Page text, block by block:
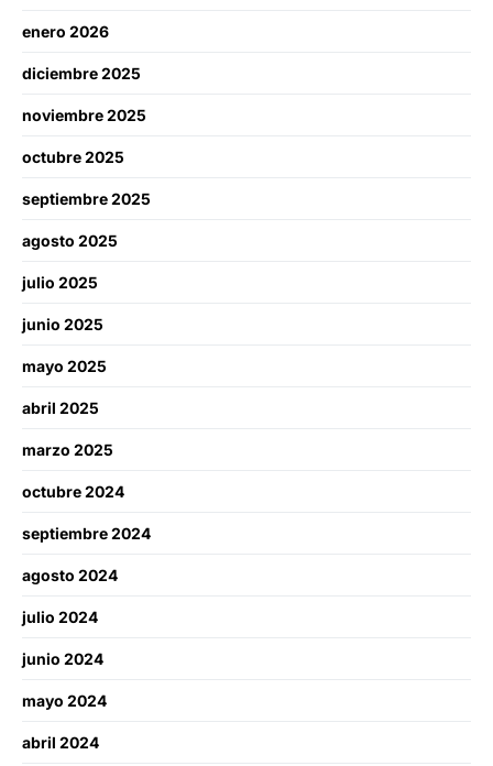
enero 2026
diciembre 2025
noviembre 2025
octubre 2025
septiembre 2025
agosto 2025
julio 2025
junio 2025
mayo 2025
abril 2025
marzo 2025
octubre 2024
septiembre 2024
agosto 2024
julio 2024
junio 2024
mayo 2024
abril 2024